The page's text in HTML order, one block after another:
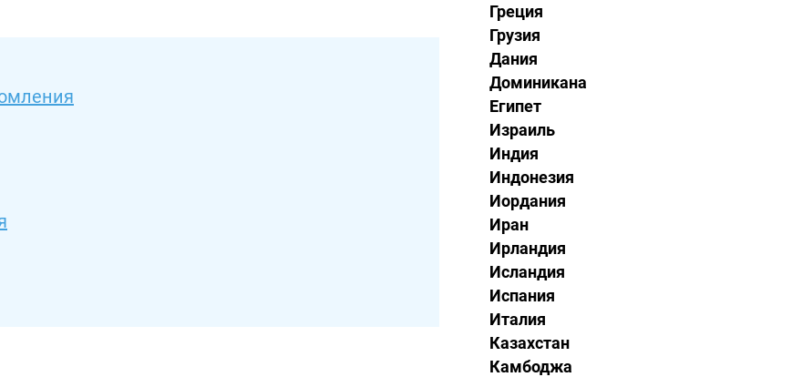
Греция
Грузия
Дания
Доминикана
Египет
Израиль
Индия
Индонезия
Иордания
Иран
Ирландия
Исландия
Испания
Италия
Казахстан
Камбоджа